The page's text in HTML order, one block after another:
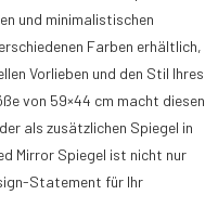
und minimalistischen
Farben erhältlich,
Vorlieben und den Stil Ihres
von 59×44 cm macht diesen
als zusätzlichen Spiegel in
Mirror Spiegel ist nicht nur
Statement für Ihr